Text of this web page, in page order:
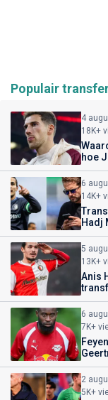
Populair
4
18K+
hoe
6
14K+
Hadj
5
13K+
Anis
6
7K+
2
5K+